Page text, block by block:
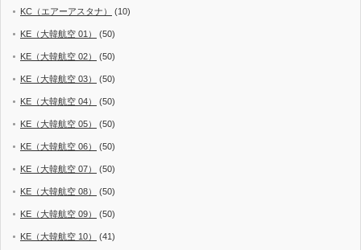
KC（エアーアスタナ） (10)
KE（大韓航空 01） (50)
KE（大韓航空 02） (50)
KE（大韓航空 03） (50)
KE（大韓航空 04） (50)
KE（大韓航空 05） (50)
KE（大韓航空 06） (50)
KE（大韓航空 07） (50)
KE（大韓航空 08） (50)
KE（大韓航空 09） (50)
KE（大韓航空 10） (41)